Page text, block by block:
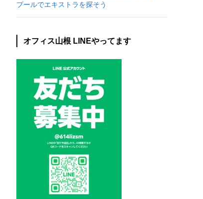
プールでエキストラを探そう
オフィス山根 LINEやってます